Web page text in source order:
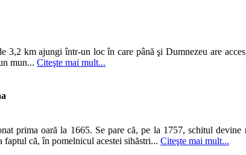
3,2 km ajungi într-un loc în care până şi Dumnezeu are
mun... Citeşte mai mult...
prima oară la 1665. Se pare că, pe la 1757, schitul devine
faptul că, în pomelnicul acestei sihăstri... Citeşte mai mult...